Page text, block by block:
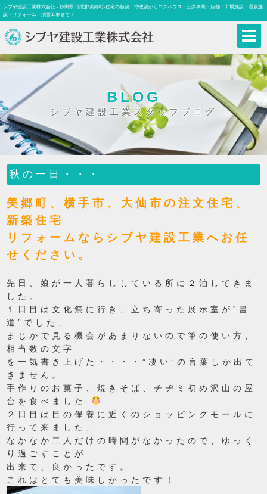
シブヤ建設工業株式会社 - 秋田県 仙北郡美郷町-住宅の新築・増改築からログハウス・公共事業・店舗・工場施設・温泉施
設・リフォーム・消雪工事まで！
BLOG
シブヤ建設工業スタッフブログ
秋の一日・・・
美郷町、横手市、大仙市の注文住宅、
新築住宅
リフォームならシブヤ建設工業へお任
せください。
先日、娘が一人暮らししている所に２泊してきま
した。
１日目は文化祭に行き、立ち寄った展示室が”書
道”でした、
まじかで見る機会があまりないので筆の使い方、
相当数の文字
を一気書き上げた・・・・”凄い”の言葉しか出て
きません。
手作りのお菓子、焼きそば、チヂミ初め沢山の屋
台を食べました
２日目は目の保養に近くのショッピングモールに
行って来ました、
なかなか二人だけの時間がなかったので、ゆっく
り過ごすことが
出来て、良かったです。
これはとても美味しかったです！